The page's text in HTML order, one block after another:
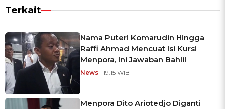
Terkait
Nama Puteri Komarudin Hingga
Raffi Ahmad Mencuat Isi Kursi
Menpora, Ini Jawaban Bahlil
News | 19:15 WIB
Menpora Dito Ariotedjo Diganti